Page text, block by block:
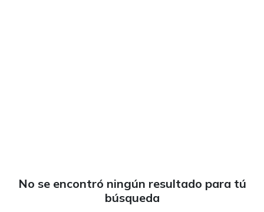
No se encontró ningún resultado para tú
búsqueda